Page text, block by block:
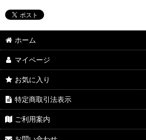
ホーム
マイページ
お気に入り
特定商取引法表示
ご利用案内